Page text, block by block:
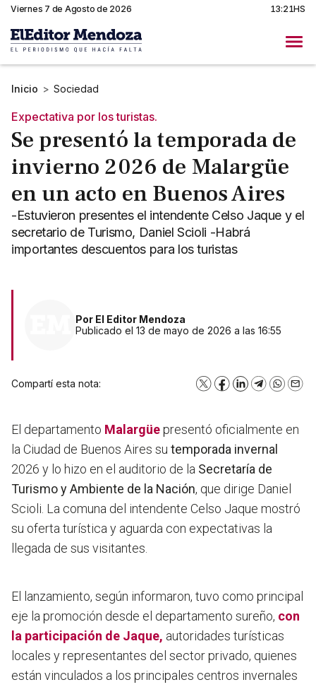
Viernes 7 de Agosto de 2026 13:21HS
Inicio > Sociedad
Expectativa por los turistas.
Se presentó la temporada de
invierno 2026 de Malargüe
en un acto en Buenos Aires
-Estuvieron presentes el intendente Celso Jaque y el
secretario de Turismo, Daniel Scioli -Habrá
importantes descuentos para los turistas
Por El Editor Mendoza
Publicado el 13 de mayo de 2026 a las 16:55
Compartí esta nota: X Facebook
LinkedInTelegram
El departamento Malargüepresentó oficialmente en
la Ciudad de Buenos Aires su temporada invernal
2026 y lo hizo en el auditorio de la Secretaría de
Turismo y Ambiente de la Nación, que dirige Daniel
Scioli. La comuna del intendente Celso Jaque mostró
su oferta turística y aguarda con expectativas la
llegada de sus visitantes.
El lanzamiento, según informaron, tuvo como principal
eje la promoción desde el departamento sureño, con
la participación de Jaque, autoridades turísticas
locales y representantes del sector privado, quienes
están vinculados a los principales centros invernales